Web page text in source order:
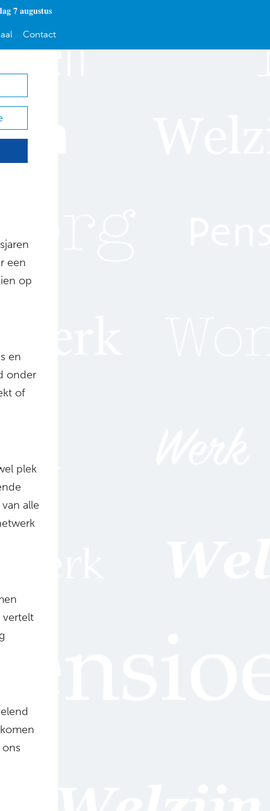
7 augustus
Contact
een
op
en
onder
of
plek
alle
vertelt
ons